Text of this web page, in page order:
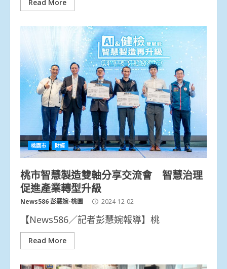
Read More
桃園市 財經
桃市智慧製造雙軸分享交流會 智慧治理
促進產業轉型升級
News586 彭慧婉-桃園 2024-12-02
【News586／記者彭慧婉報導】桃
Read More